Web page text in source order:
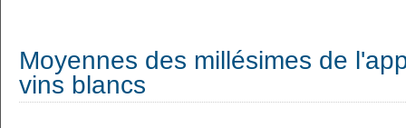
Moyennes des millésimes de
vins blancs